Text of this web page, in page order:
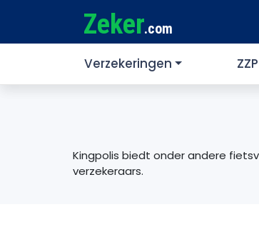
Zeker.com
Verzekeringen
Kingpolis biedt onder andere
verzekeraars.